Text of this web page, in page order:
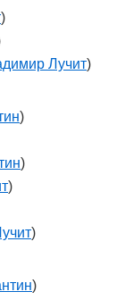
)
Лучит)
)
)
)
)
)